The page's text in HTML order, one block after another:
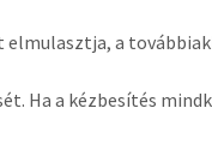
a
Ha a kézbesítés